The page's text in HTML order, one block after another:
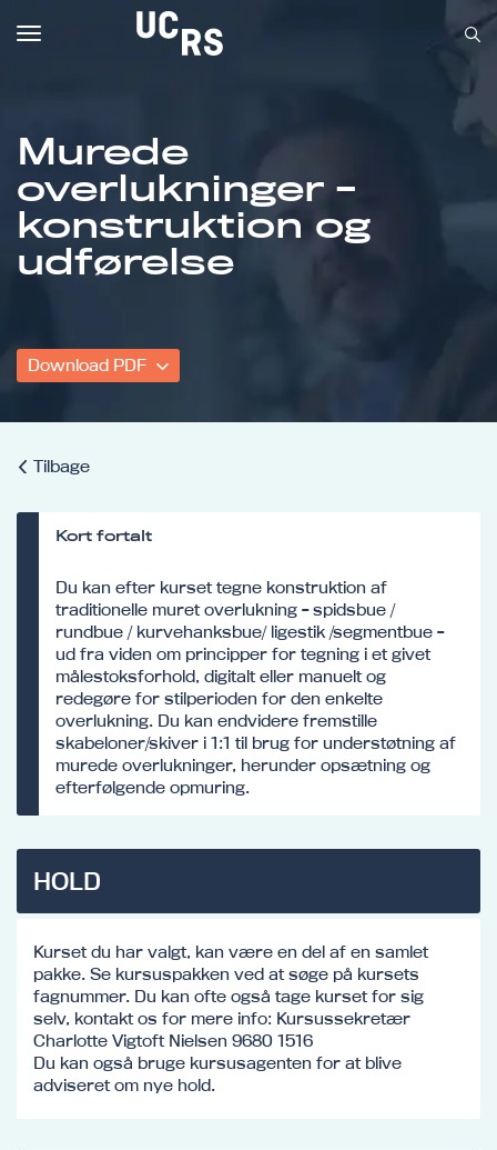
Om UCRS
Bliv faglært
Kursus
Murede
overlukninger -
konstruktion og
udførelse
Download PDF
Tilbage
Kort fortalt
Du kan efter kurset tegne konstruktion af
traditionelle muret overlukning - spidsbue /
rundbue / kurvehanksbue/ ligestik /segmentbue -
ud fra viden om principper for tegning i et givet
målestoksforhold, digitalt eller manuelt og
redegøre for stilperioden for den enkelte
overlukning. Du kan endvidere fremstille
skabeloner/skiver i 1:1 til brug for understøtning af
murede overlukninger, herunder opsætning og
efterfølgende opmuring.
HOLD
Kurset du har valgt, kan være en del af en samlet
pakke. Se kursuspakken ved at søge på kursets
fagnummer. Du kan ofte også tage kurset for sig
selv, kontakt os for mere info: Kursussekretær
Charlotte Vigtoft Nielsen 9680 1516
Du kan også bruge kursusagenten for at blive
adviseret om nye hold.